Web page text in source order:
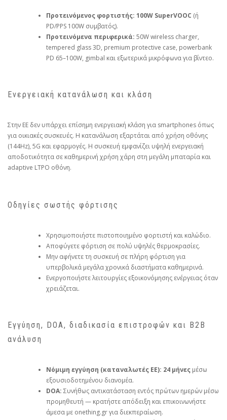
Προτεινόμενος φορτιστής: 100W SuperVOOC (ή
PD/PPS 100W συμβατός).
Προτεινόμενα περιφερικά: 50W wireless charger,
tempered glass 3D, premium protective case, powerbank
PD 65–100W, gimbal και εξωτερικά μικρόφωνα για βίντεο.
Ενεργειακή κατανάλωση και κλάση
Στην ΕΕ δεν υπάρχει επίσημη ενεργειακή κλάση για smartphones όπως
για οικιακές συσκευές. Η κατανάλωση εξαρτάται από χρήση οθόνης
(144Hz), 5G και εφαρμογές. Η συσκευή εμφανίζει υψηλή ενεργειακή
αποδοτικότητα σε καθημερινή χρήση χάρη στη μεγάλη μπαταρία και
adaptive LTPO οθόνη.
Οδηγίες σωστής φόρτισης
Χρησιμοποιήστε πιστοποιημένο φορτιστή και καλώδιο.
Αποφύγετε φόρτιση σε πολύ υψηλές θερμοκρασίες.
Μην αφήνετε τη συσκευή σε πλήρη φόρτιση για
υπερβολικά μεγάλα χρονικά διαστήματα καθημερινά.
Ενεργοποιήστε λειτουργίες εξοικονόμησης ενέργειας όταν
χρειάζεται.
Εγγύηση, DOA, διαδικασία επιστροφών και B2B
ανάλυση
Νόμιμη εγγύηση (καταναλωτές ΕΕ): 24 μήνες μέσω
εξουσιοδοτημένου διανομέα.
DOA: Συνήθως αντικατάσταση εντός πρώτων ημερών μέσω
προμηθευτή — κρατήστε απόδειξη και επικοινωνήστε
άμεσα με onething.gr για διεκπεραίωση.